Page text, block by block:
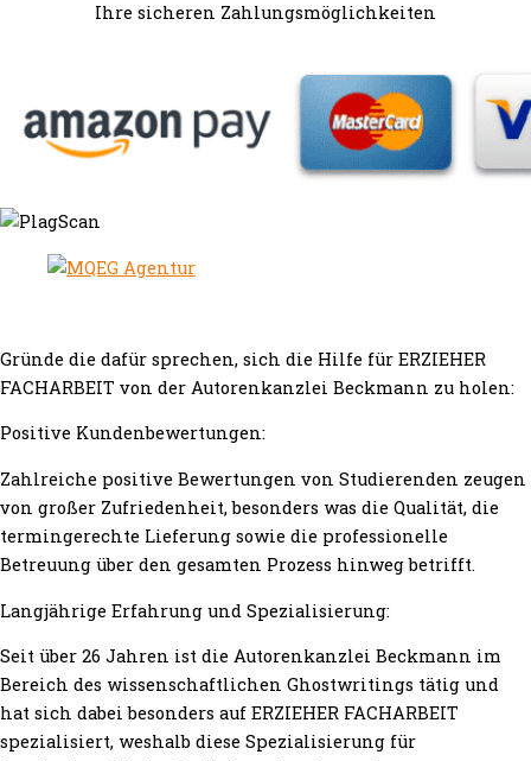
Ihre sicheren Zahlungsmöglichkeiten
Gründe die dafür sprechen, sich die Hilfe für ERZIEHER
FACHARBEIT von der Autorenkanzlei Beckmann zu holen:
Positive Kundenbewertungen:
Zahlreiche positive Bewertungen von Studierenden zeugen
von großer Zufriedenheit, besonders was die Qualität, die
termingerechte Lieferung sowie die professionelle
Betreuung über den gesamten Prozess hinweg betrifft.
Langjährige Erfahrung und Spezialisierung:
Seit über 26 Jahren ist die Autorenkanzlei Beckmann im
Bereich des wissenschaftlichen Ghostwritings tätig und
hat sich dabei besonders auf ERZIEHER FACHARBEIT
spezialisiert, weshalb diese Spezialisierung für